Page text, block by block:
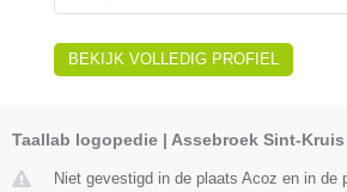
BEKIJK VOLLEDIG PROFIEL
Taallab logopedie | Assebroek Sint-Kruis
Niet gevestigd in de plaats Acoz en in de